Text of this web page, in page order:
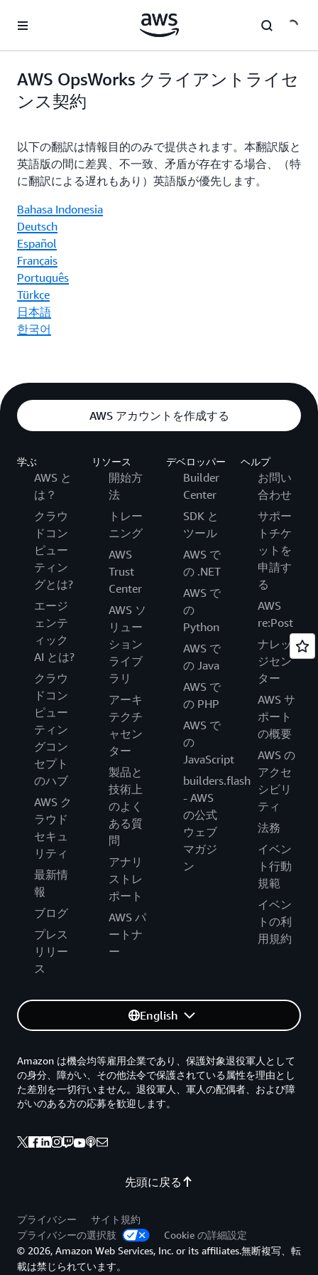
AWS OpsWorks クライアントライセ
ンス契約
以下の翻訳は情報目的のみで提供されます。本翻訳版と
英語版の間に差異、不一致、矛盾が存在する場合、（特
に翻訳による遅れもあり）英語版が優先します。
Bahasa Indonesia
Deutsch
Español
Français
Português
Türkçe
日本語
한국어
AWS アカウントを作成する
学ぶ
AWS と
は？
クラウ
ドコン
ピュー
ティン
グとは?
エージ
ェンテ
ィック
AI とは?
クラウ
ドコン
ピュー
ティン
グコン
セプト
のハブ
AWS ク
ラウド
セキュ
リティ
最新情
報
ブログ
プレス
リリー
ス
リソース
開始方
法
トレー
ニング
AWS
Trust
Center
AWS ソ
リュー
ション
ライブ
ラリ
アーキ
テクチ
ャセン
ター
製品と
技術上
のよく
ある質
問
アナリ
ストレ
ポート
AWS パ
ートナ
ー
デベロッパー
Builder
Center
SDK と
ツール
AWS で
の .NET
AWS で
の
Python
AWS で
の Java
AWS で
の PHP
AWS で
の
JavaScript
builders.flash
- AWS
の公式
ウェブ
マガジ
ン
ヘルプ
お問い
合わせ
サポー
トチケ
ットを
申請す
る
AWS
re:Post
ナレッ
ジセン
ター
AWS サ
ポート
の概要
AWS の
アクセ
シビリ
ティ
法務
イベン
ト行動
規範
イベン
トの利
用規約
English
先頭に戻る
Amazon は機会均等雇用企業であり、保護対象退役軍人として
の身分、障がい、その他法令で保護されている属性を理由とし
た差別を一切行いません。退役軍人、軍人の配偶者、および障
がいのある方の応募を歓迎します。
プライバシー
サイト規約
プライバシーの選択肢
Cookie の詳細設定
© 2026, Amazon Web Services, Inc. or its affiliates.無断複写、転
載は禁じられています。